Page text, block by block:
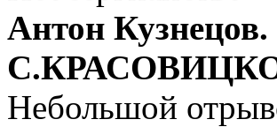
Антон
Небольшой